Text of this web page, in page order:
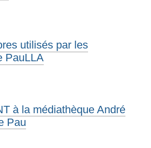
utilisés par les
PauLLA
à la médiathèque André
Pau